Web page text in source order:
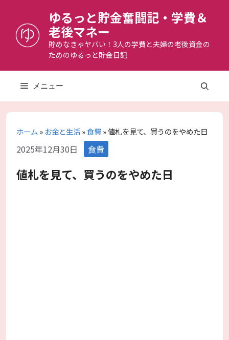
へ
ゆるっと貯金奮闘記・学費＆
老後マネー
貯めなきゃヤバい！3人の学費と夫婦の老後資金の
ためのゆるっと貯金日記
メニュー
ホーム» お金と生活»食費»値札を見て、買うのをやめた日
2025年12月30日 カ
テ
ゴ
リ
食費
値札を見て、買うのをやめた日